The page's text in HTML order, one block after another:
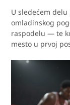
U sledećem
omladinskog
raspodelu — te
mesto u prvoj